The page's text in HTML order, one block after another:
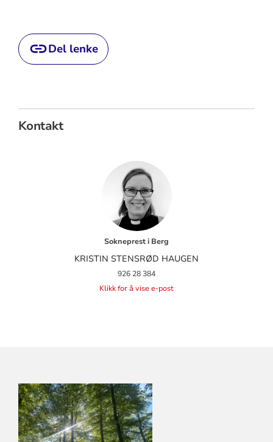
Del lenke
Kontakt
Sokneprest i Berg
KRISTIN STENSRØD HAUGEN
926 28 384
Klikk for å vise e-post
KONTAKTINFORMASJON
FOR
LARVIK
KIRKELIGE
FELLESRÅD